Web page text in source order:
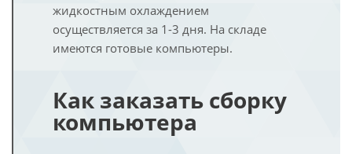
жидкостным охлаждением
осуществляется за 1-3 дня. На складе
имеются готовые компьютеры.
Как заказать сборку
компьютера